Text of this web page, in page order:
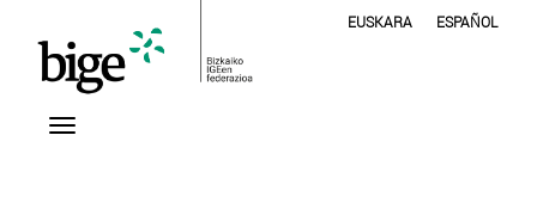
EUSKARA ESPAÑOL